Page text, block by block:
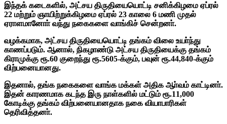
இந்தக் கடைகளில், அட்சய திருதியையொட்டி சனிக்கிழமை ஏப்ரல்
22 மற்றும் ஞாயிற்றுக்கிழமை ஏப்ரல் 23 காலை 6 மணி முதல்
ஏராளமானோா் வந்து நகைகளை வாங்கிச் சென்றனா்.
வழக்கமாக, அட்சய திருதியையொட்டி தங்கம் விலை உயா்ந்து
காணப்படும். ஆனால், நிகழாண்டு அட்சய திருதியைக்கு தங்கம்
கிராமுக்கு ரூ.60 குறைந்து ரூ.5605-க்கும், பவுன் ரூ.44,840-க்கும்
விற்பனையானது.
இதனால், தங்க நகைகளை வாங்க மக்கள் அதிக ஆா்வம் காட்டினா்.
இதன் காரணமாக கடந்த இரு நாள்களில் மட்டும் ரூ.11,000
கோடிக்கு தங்கம் விற்பனையானதாக நகை வியாபாரிகள்
தெரிவித்தனா்.